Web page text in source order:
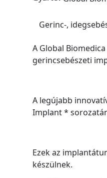
Gerinc-,
A Global
gerincsebészeti
A legújabb
Implant *
Ezek az
készülnek.